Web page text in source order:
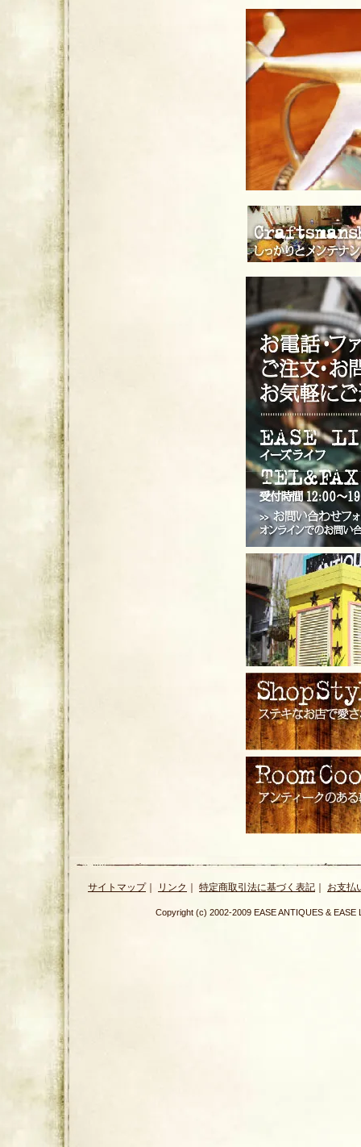
サイトマップ｜ リンク 特定商取引法に基づく表記 お支払
Copyright (c) 2002-2009 EASE ANTIQUES &